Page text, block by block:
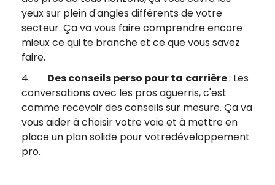
yeux sur plein d'angles différents de votre
secteur. Ça va vous faire comprendre encore
mieux ce qui te branche et ce que vous savez
faire.
4. Des conseils perso pour ta carrière: Les
conversations avec les pros aguerris, c'est
comme recevoir des conseils sur mesure. Ça va
vous aider à choisir votre voie et à mettre en
place un plan solide pour votredéveloppement
pro.